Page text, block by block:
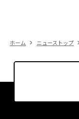
ホーム ニューストップ